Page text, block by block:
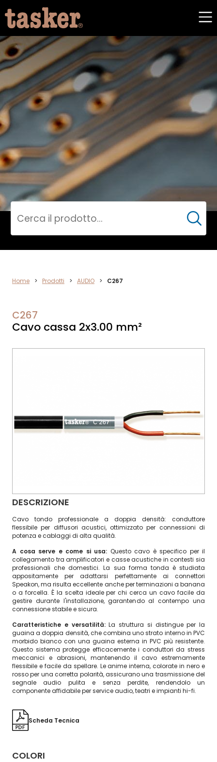
ELETTRONICA
Cerca
Home > Prodotti > AUDIO > C267
C267
Cavo cassa 2x3.00 mm²
DESCRIZIONE
Cavo tondo professionale a doppia densità: conduttore
flessibile per diffusori acustici, ottimizzato per connessioni di
potenza e cablaggi di alta qualità.
A cosa serve e come si usa: Questo cavo è specifico per il
collegamento tra amplificatori e casse acustiche in contesti sia
professionali che domestici. La sua forma tonda è studiata
appositamente per adattarsi perfettamente ai connettori
Speakon, ma risulta eccellente anche per terminazioni a banana
o a forcella. È la scelta ideale per chi cerca un cavo facile da
gestire durante l'installazione, garantendo al contempo una
connessione stabile e sicura.
Caratteristiche e versatilità:La struttura si distingue per la
guaina a doppia densità, che combina uno strato interno in PVC
morbido bianco con una guaina esterna in PVC più resistente.
Questo sistema protegge efficacemente i conduttori da stress
meccanici e abrasioni, mantenendo il cavo estremamente
flessibile e facile da spellare. Le anime interna, colorate in nero e
rosso per una corretta polarità, assicurano una trasmissione del
segnale audio pulita e senza perdite, rendendolo un
componente affidabile per service audio, teatri e impianti hi-fi.
Scheda Tecnica
COLORI